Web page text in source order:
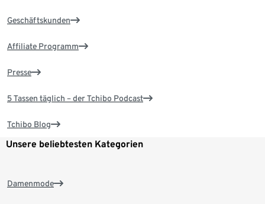
Geschäftskunden
Affiliate Programm
Presse
5 Tassen täglich – der Tchibo Podcast
Tchibo Blog
Unsere beliebtesten Kategorien
Damenmode